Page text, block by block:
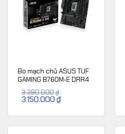
Bo mạch chủ ASUS TUF
GAMING B760M-E DRR4
3.390.000₫
Giá
gốc
3.390.000₫.
3.150.000₫Giá
hiện
là: